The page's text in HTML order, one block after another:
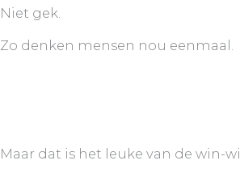
Niet gek.
Zo denken mensen nou eenmaal.
Maar dat is het leuke van de win-